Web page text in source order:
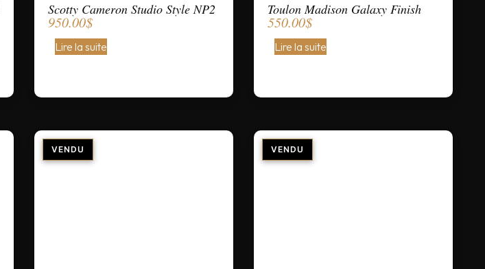
Scotty Cameron Studio Style NP2
950.00$
Lire la suite
Toulon Madison Galaxy Finish
550.00$
Lire la suite